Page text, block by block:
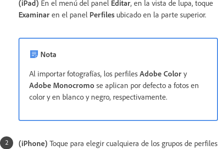
(iPad) En el menú del panel Editar, en la vista de lupa, toque
Examinar en el panel Perfiles ubicado en la parte superior.
Nota
Al importar fotografías, los perfiles Adobe Color y
Adobe Monocromo se aplican por defecto a fotos en
color y en blanco y negro, respectivamente.
(iPhone) Toque para elegir cualquiera de los grupos de perfiles